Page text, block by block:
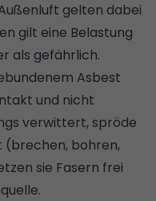
gelten dabei
gilt eine Belastung
als gefährlich.
Asbest
und nicht
verwittert, spröde
bohren,
sie Fasern frei